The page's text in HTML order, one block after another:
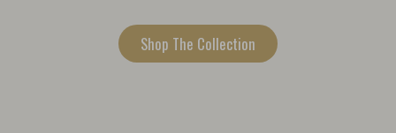
Shop The Collection